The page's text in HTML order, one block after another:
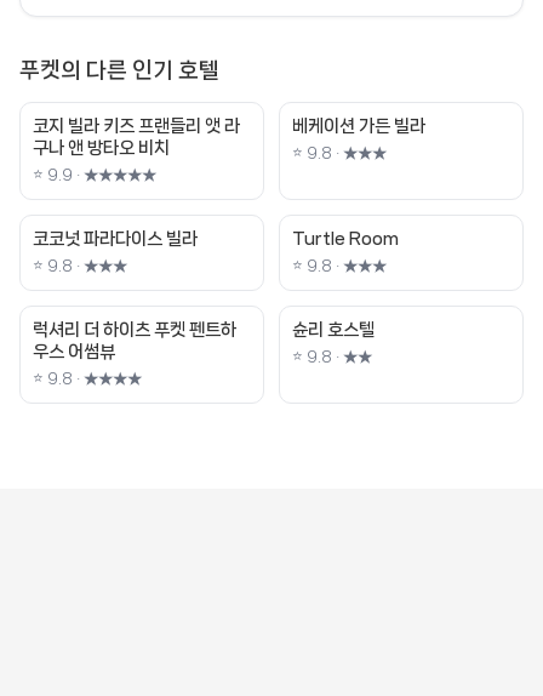
푸켓의 다른 인기 호텔
코지 빌라 키즈 프랜들리 앳 라
구나 앤 방타오 비치
⭐ 9.9 · ★★★★★
베케이션 가든 빌라
⭐ 9.8 · ★★★
코코넛 파라다이스 빌라
⭐ 9.8 · ★★★
Turtle Room
⭐ 9.8 · ★★★
럭셔리 더 하이츠 푸켓 펜트하
우스 어썸뷰
⭐ 9.8 · ★★★★
슌리 호스텔
⭐ 9.8 · ★★